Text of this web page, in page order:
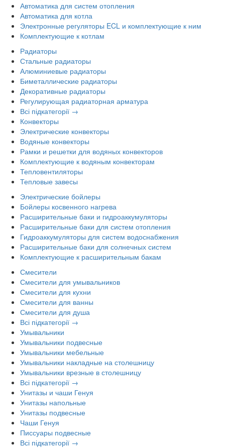
Автоматика для систем отопления
Автоматика для котла
Электронные регуляторы ECL и комплектующие к ним
Комплектующие к котлам
Радиаторы
Стальные радиаторы
Алюминиевые радиаторы
Биметаллические радиаторы
Декоративные радиаторы
Регулирующая радиаторная арматура
Всі підкатегорії →
Конвекторы
Электрические конвекторы
Водяные конвекторы
Рамки и решетки для водяных конвекторов
Комплектующие к водяным конвекторам
Тепловентиляторы
Тепловые завесы
Электрические бойлеры
Бойлеры косвенного нагрева
Расширительные баки и гидроаккумуляторы
Расширительные баки для систем отопления
Гидроаккумуляторы для систем водоснабжения
Расширительные баки для солнечных систем
Комплектующие к расширительным бакам
Смесители
Смесители для умывальников
Смесители для кухни
Смесители для ванны
Смесители для душа
Всі підкатегорії →
Умывальники
Умывальники подвесные
Умывальники мебельные
Умывальники накладные на столешницу
Умывальники врезные в столешницу
Всі підкатегорії →
Унитазы и чаши Генуя
Унитазы напольные
Унитазы подвесные
Чаши Генуя
Писсуары подвесные
Всі підкатегорії →